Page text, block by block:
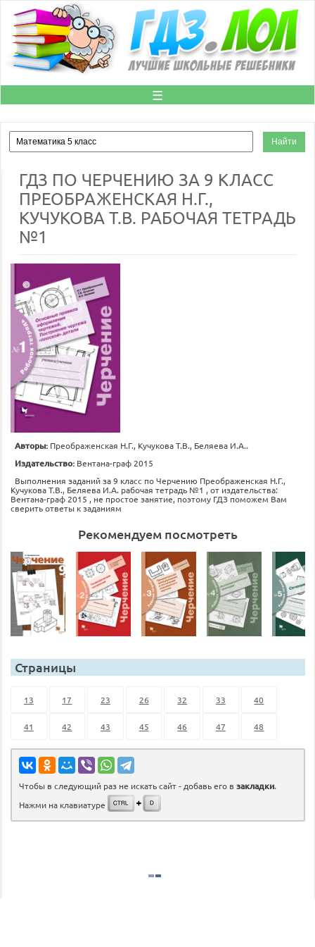
☰
ГДЗ ПО ЧЕРЧЕНИЮ ЗА 9 КЛАСС
ПРЕОБРАЖЕНСКАЯ Н.Г.,
КУЧУКОВА Т.В. РАБОЧАЯ ТЕТРАДЬ
№1
Авторы: Преображенская Н.Г., Кучукова Т.В., Беляева И.А..
Издательство: Вентана-граф 2015
Выполнения заданий за 9 класс по Черчению Преображенская Н.Г.,
Кучукова Т.В., Беляева И.А. рабочая тетрадь №1 , от издательства:
Вентана-граф 2015 , не простое занятие, поэтому ГДЗ поможем Вам
сверить ответы к заданиям
Рекомендуем посмотреть
Страницы
13 17 23 26 32 33 40
41 42 43 45 46 47 48
Чтобы в следующий раз не искать сайт - добавь его в закладки.
Нажми на клавиатуре